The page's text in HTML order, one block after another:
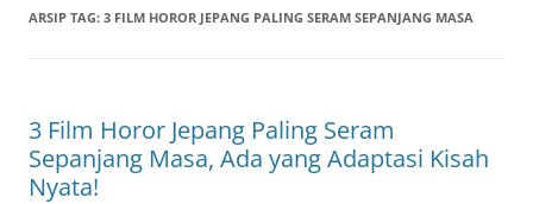
ARSIP TAG: 3 FILM HOROR JEPANG PALING SERAM SEPANJANG MASA
3 Film Horor Jepang Paling Seram
Sepanjang Masa, Ada yang Adaptasi Kisah
Nyata!